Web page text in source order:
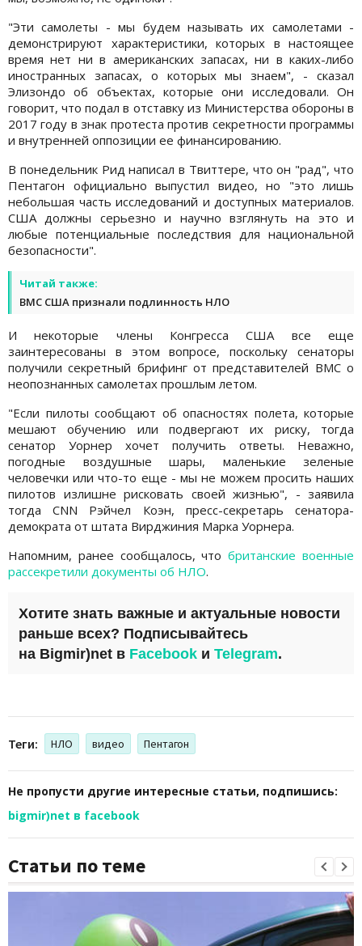
"Эти самолеты - мы будем называть их самолетами -
демонстрируют характеристики, которых в настоящее
время нет ни в американских запасах, ни в каких-либо
иностранных запасах, о которых мы знаем", - сказал
Элизондо об объектах, которые они исследовали. Он
говорит, что подал в отставку из Министерства обороны в
2017 году в знак протеста против секретности программы
и внутренней оппозиции ее финансированию.
В понедельник Рид написал в Твиттере, что он "рад", что
Пентагон официально выпустил видео, но "это лишь
небольшая часть исследований и доступных материалов.
США должны серьезно и научно взглянуть на это и
любые потенциальные последствия для национальной
безопасности".
Читай также:
ВМС США признали подлинность НЛО
И некоторые члены Конгресса США все еще
заинтересованы в этом вопросе, поскольку сенаторы
получили секретный брифинг от представителей ВМС о
неопознанных самолетах прошлым летом.
"Если пилоты сообщают об опасностях полета, которые
мешают обучению или подвергают их риску, тогда
сенатор Уорнер хочет получить ответы. Неважно,
погодные воздушные шары, маленькие зеленые
человечки или что-то еще - мы не можем просить наших
пилотов излишне рисковать своей жизнью", - заявила
тогда CNN Рэйчел Коэн, пресс-секретарь сенатора-
демократа от штата Вирджиния Марка Уорнера.
Напомним, ранее сообщалось, чтобританские военные
рассекретили документы об НЛО.
Хотите знать важные и актуальные новости
раньше всех? Подписывайтесь
на Bigmir)net в Facebook и Telegram.
Теги: НЛО видео Пентагон
Не пропусти другие интересные статьи, подпишись:
bigmir)net в facebook
Статьи по теме